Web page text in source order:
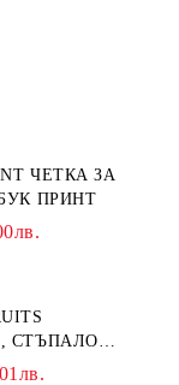
ЧЕТКА ЗА
ПРИНТ
СТЪПАЛО